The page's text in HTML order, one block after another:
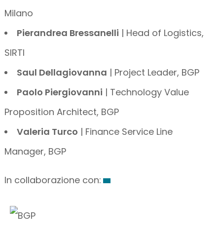
Milano
Pierandrea Bressanelli | Head of Logistics,
SIRTI
Saul Dellagiovanna | Project Leader, BGP
Paolo Piergiovanni | Technology Value
Proposition Architect, BGP
Valeria Turco | Finance Service Line
Manager, BGP
In collaborazione con: